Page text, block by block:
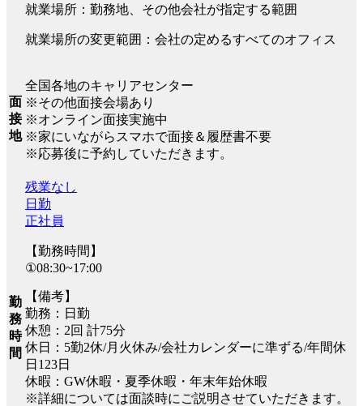
就業場所：勤務地、その他会社が指定する範囲
就業場所の変更範囲：会社の定めるすべてのオフィス
面
接
地
全国各地のキャリアセンター
※その他面接会場あり
※オンライン面接実施中
※家にいながらスマホで面接＆履歴書不要
※応募後に予約していただきます。
勤
務
時
間
残業なし
日勤
正社員
【勤務時間】
①08:30~17:00
【備考】
勤務：日勤
休憩：2回 計75分
休日：5勤2休/月火休み/会社カレンダーに準ずる/年間休
日123日
休暇：GW休暇・夏季休暇・年末年始休暇
※詳細については面談時にご説明させていただきます。